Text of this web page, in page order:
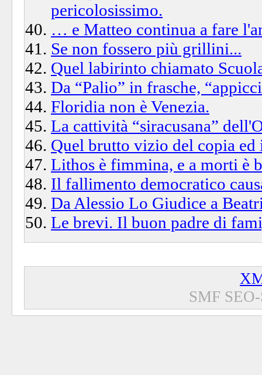
pericolosissimo.
… e Matteo continua a fare
Se non fossero più grillini...
Quel labirinto chiamato
Da “Palio” in frasche,
Floridia non è Venezia.
La cattività “siracusana”
Quel brutto vizio del copia ed
Lithos è fimmina, e a morti è
Il fallimento democratico
Da Alessio Lo Giudice a
Le brevi. Il buon padre di
SMF